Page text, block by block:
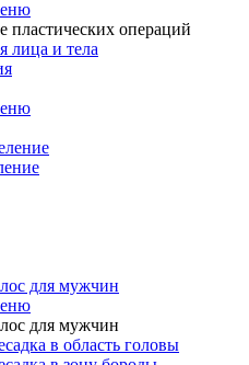
пластических операций
лица и тела
для мужчин
для мужчин
в область головы